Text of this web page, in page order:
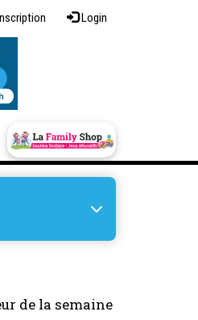
Login
de la semaine